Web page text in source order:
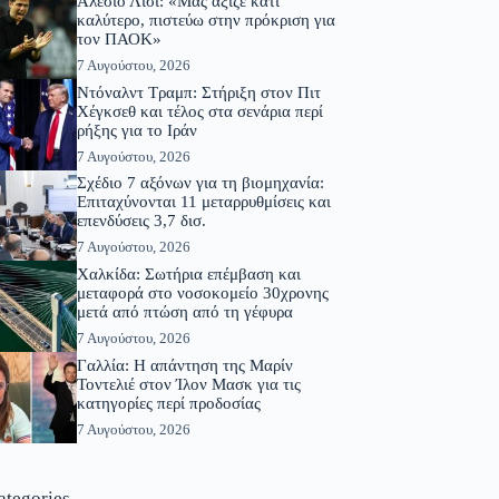
καλύτερο, πιστεύω στην πρόκριση για
τον ΠΑΟΚ»
7 Αυγούστου, 2026
Ντόναλντ Τραμπ: Στήριξη στον Πιτ
Χέγκσεθ και τέλος στα σενάρια περί
ρήξης για το Ιράν
7 Αυγούστου, 2026
Σχέδιο 7 αξόνων για τη βιομηχανία:
Επιταχύνονται 11 μεταρρυθμίσεις και
επενδύσεις 3,7 δισ.
7 Αυγούστου, 2026
Χαλκίδα: Σωτήρια επέμβαση και
μεταφορά στο νοσοκομείο 30χρονης
μετά από πτώση από τη γέφυρα
7 Αυγούστου, 2026
Γαλλία: Η απάντηση της Μαρίν
Τοντελιέ στον Ίλον Μασκ για τις
κατηγορίες περί προδοσίας
7 Αυγούστου, 2026